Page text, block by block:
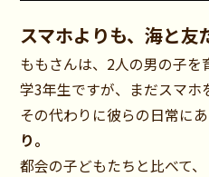
スマホよりも、海と友
ももさんは、2人の男の子
学3年生ですが、まだスマホ
その代わりに彼らの日常に
り。
都会の子どもたちと比べて